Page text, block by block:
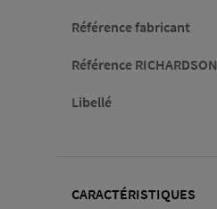
Référence fabricant
Référence RICHARDSON
Libellé
CARACTÉRISTIQUES